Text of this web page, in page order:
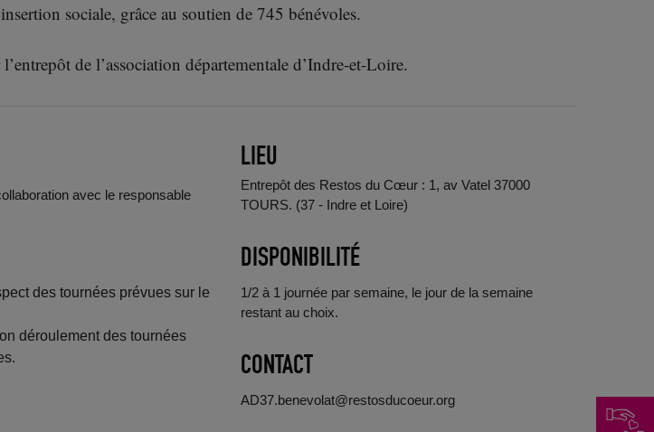
sociale, grâce au soutien de 745 bénévoles.
de l’association départementale d’Indre-et-Loire.
avec le responsable
des tournées prévues sur le
déroulement des tournées
LIEU
Entrepôt des Restos du Cœur : 1, av Vatel 37000
TOURS. (37 - Indre et Loire)
DISPONIBILITÉ
1/2 à 1 journée par semaine, le jour de la semaine
restant au choix.
CONTACT
AD37.benevolat@restosducoeur.org